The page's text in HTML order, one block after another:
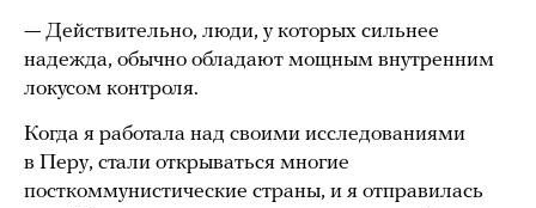
— Действительно, люди, у которых сильнее
надежда, обычно обладают мощным внутренним
локусом контроля.
Когда я работала над своими исследованиями
в Перу, стали открываться многие
посткоммунистические страны, и я отправилась